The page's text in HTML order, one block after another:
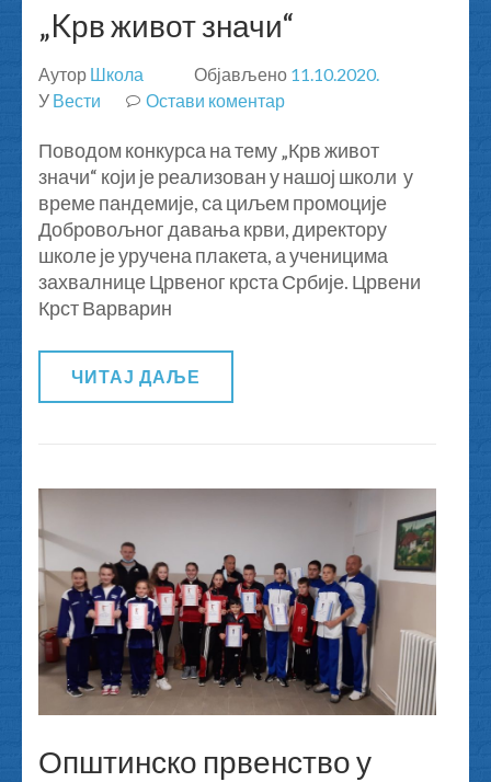
„Kрв живот значи“
Аутор Школа Објављено 11.10.2020.
У Вести Остави коментар
живот
значи“
Поводом конкурса на тему „Крв живот
значи“ који је реализован у нашој школи у
време пандемије, са циљем промоције
Добровољног давања крви, директору
школе је уручена плакета, а ученицима
захвалнице Црвеног крста Србије. Црвени
Крст Варварин
ЧИТАЈ ДАЉЕ
Општинско првенство у